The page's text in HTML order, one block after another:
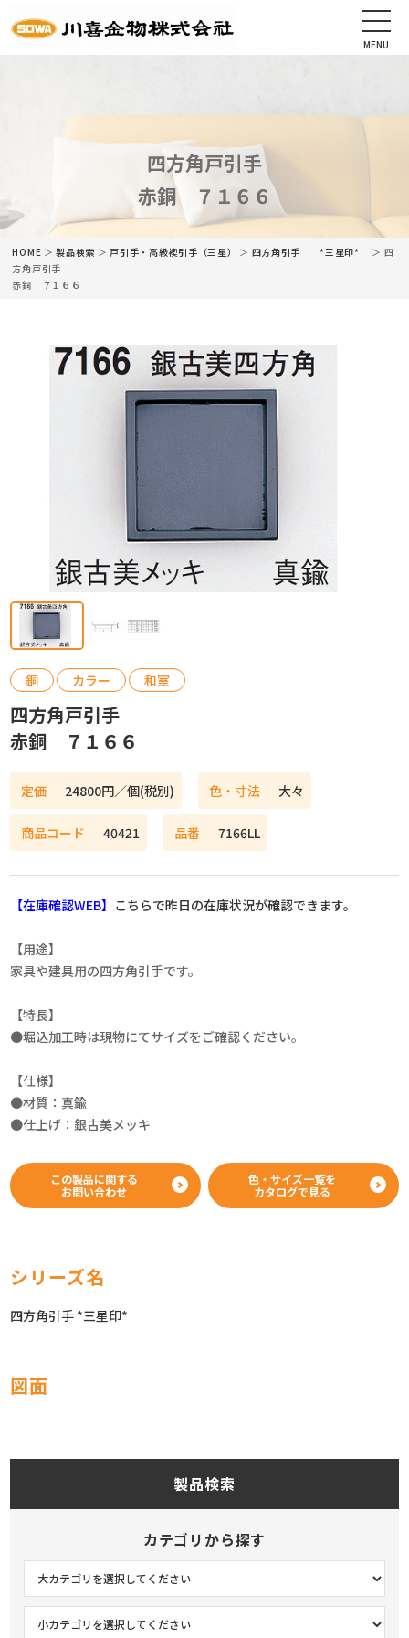
MENU
四方角戸引手
赤銅 ７１６６
CLOSE
会社情報
商品情報
カタログ
ネットショップ
お問い合わせ
HOME ＞製品検索 ＞ 戸引手・高級襖引手（三星） ＞ 四方角引手 *三星印*
＞ 四
方角戸引手
赤銅 ７１６６
銅 カラー 和室
四方角戸引手
赤銅 ７１６６
定価 24800円／個(税別) 色・寸法 大々
商品コード 40421 品番 7166LL
【在庫確認WEB】 こちらで昨日の在庫状況が確認できます。
【用途】
家具や建具用の四方角引手です。
【特長】
●堀込加工時は現物にてサイズをご確認ください。
【仕様】
●材質：真鍮
●仕上げ：銀古美メッキ
この製品に関する
お問い合わせ
色・サイズ一覧を
カタログで見る
シリーズ名
四方角引手 *三星印*
図面
製品検索
カテゴリから探す